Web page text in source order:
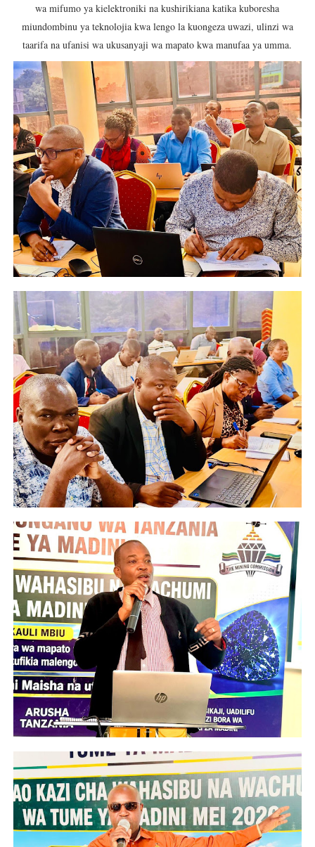
wa mifumo ya kielektroniki na kushirikiana katika kuboresha
miundombinu ya teknolojia kwa lengo la kuongeza uwazi, ulinzi wa
taarifa na ufanisi wa ukusanyaji wa mapato kwa manufaa ya umma.